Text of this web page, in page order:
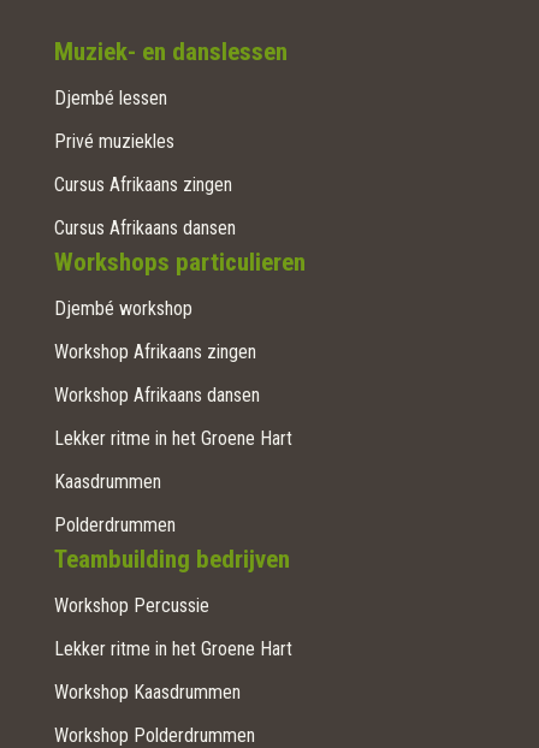
Muziek- en danslessen
Djembé lessen
Privé muziekles
Cursus Afrikaans zingen
Cursus Afrikaans dansen
Workshops particulieren
Djembé workshop
Workshop Afrikaans zingen
Workshop Afrikaans dansen
Lekker ritme in het Groene Hart
Kaasdrummen
Polderdrummen
Teambuilding bedrijven
Workshop Percussie
Lekker ritme in het Groene Hart
Workshop Kaasdrummen
Workshop Polderdrummen